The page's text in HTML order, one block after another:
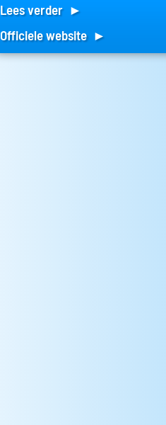
Lees verder ►
Officiele website ►